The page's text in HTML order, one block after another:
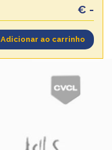
€ -
Adicionar ao carrinho